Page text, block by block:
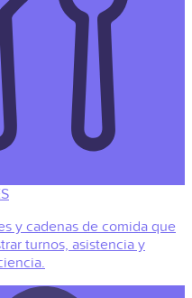
y cadenas de comida que
turnos, asistencia y